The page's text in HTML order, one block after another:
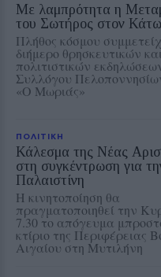
Με λαμπρότητα η
του Σωτήρος στον
Πλήθος κόσμου
διήμερο θρησκευτικών και
πολιτιστικών
Συλλόγου
«Ο Μωριάς»
ΠΟΛΙΤΙΚΗ
Κάλεσμα της Νέας
στη συγκέντρωση για
Παλαιστίνη
Η κινητοποίηση θα
πραγματοποιηθεί την
7.30 το απόγευμα
κτίριο της Περιφέρειας
Αιγαίου στη Μυτιλήνη